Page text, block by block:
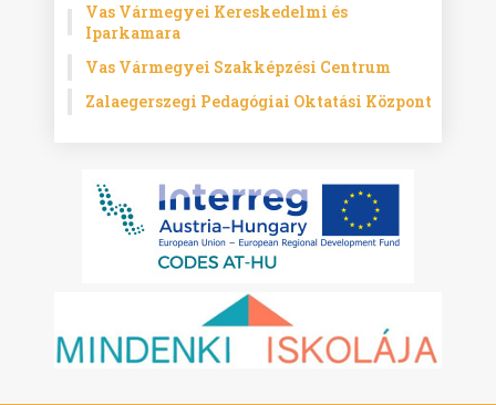
Vas Vármegyei Kereskedelmi és
Iparkamara
Vas Vármegyei Szakképzési Centrum
Zalaegerszegi Pedagógiai Oktatási Központ